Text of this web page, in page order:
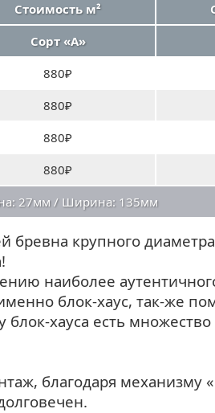
Стоимость м²
Сорт «А»
880₽
880₽
880₽
880₽
27мм / Ширина: 135мм
крупного
наиболее
блок-хаус, так-же
хауса есть
благодаря механизму